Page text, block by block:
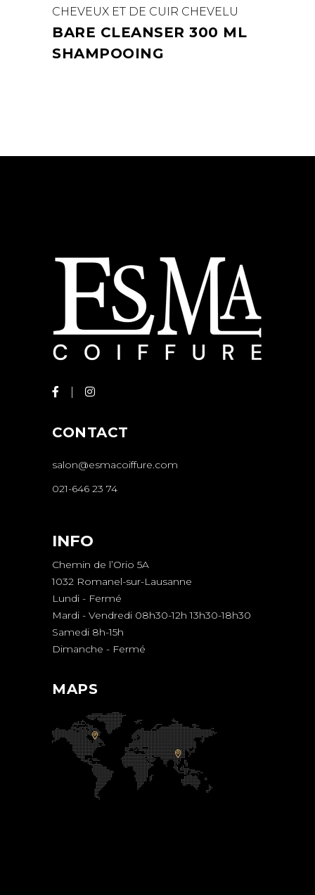
CHEVEUX ET DE CUIR CHEVELU
BARE CLEANSER 300 ML
SHAMPOOING
CONTACT
salon@esmacoiffure.com
021-646 23 74
INFO
Chemin de l’Orio 5A
1032 Romanel-sur-Lausanne
Lundi - Fermé
Mardi - Vendredi 08h30-12h 13h30-18h30
Samedi 8h-15h
Dimanche - Fermé
MAPS